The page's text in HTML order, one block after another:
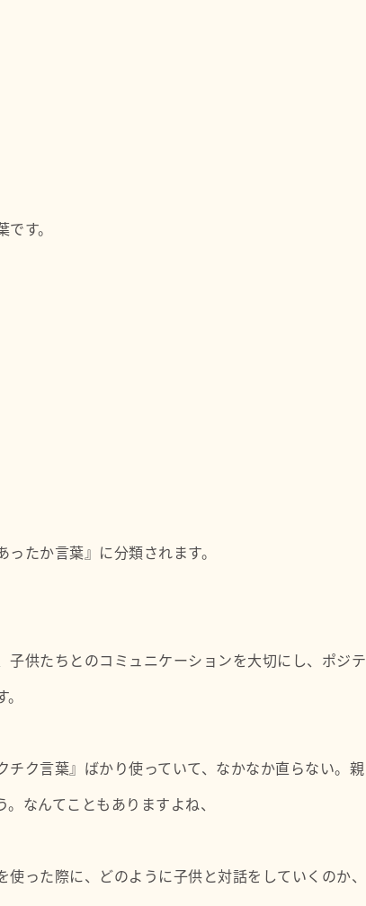
す。
たか言葉』に分類されます。
子供たちとのコミュニケーションを大切にし、ポジテ
ク言葉』ばかり使っていて、なかなか直らない。親
なんてこともありますよね、
った際に、どのように子供と対話をしていくのか、